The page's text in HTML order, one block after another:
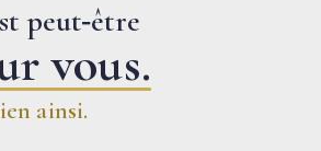
peut‑être
vous.
ainsi.